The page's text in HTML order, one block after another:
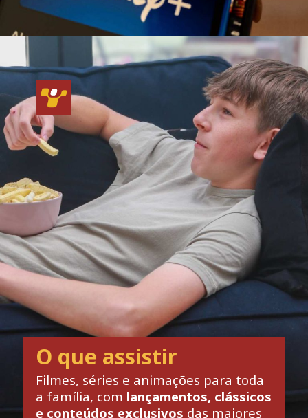
O que assistir
Filmes, séries e animações para toda
a família, com lançamentos, clássicos
e conteúdos exclusivos das maiores